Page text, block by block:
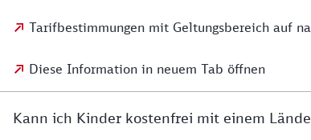
Tarifbestimmungen mit Geltungsbereich auf
Diese Information in neuem Tab öffnen
Kann ich Kinder kostenfrei mit einem